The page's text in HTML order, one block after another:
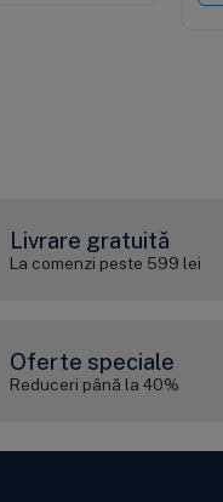
Livrare gratuită
La comenzi peste 599 lei
Oferte speciale
Reduceri până la 40%